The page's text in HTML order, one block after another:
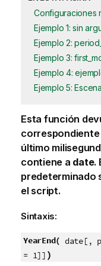
Configuraciones
Ejemplo 1: sin
Ejemplo 2:
Ejemplo 3:
Ejemplo 4:
Ejemplo 5:
Esta función
correspondiente
último
contiene a date.
predeterminado
el script.
Sintaxis:
YearEnd( date[,
= 1]] )